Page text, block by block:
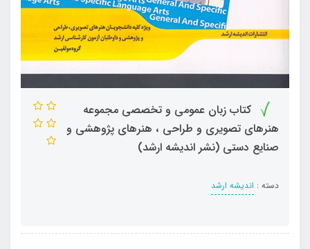
کتاب زبان عمومی و تخصصی مجموعه
هنرهای تصویری و طراحی ، هنرهای پژوهشی و
صنایع دستی (نشر اندیشه ارشد)
دسته : اندیشه ارشد